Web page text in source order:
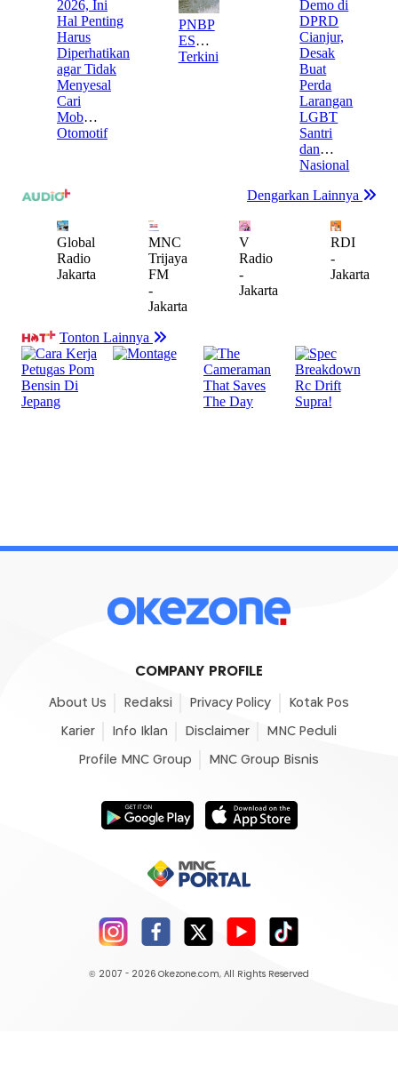
COMPANY PROFILE
About Us Redaksi Privacy Policy Kotak Pos
Karier Info Iklan Disclaimer MNC Peduli
Profile MNC Group MNC Group Bisnis
© 2007 - 2026 Okezone.com, All Rights Reserved